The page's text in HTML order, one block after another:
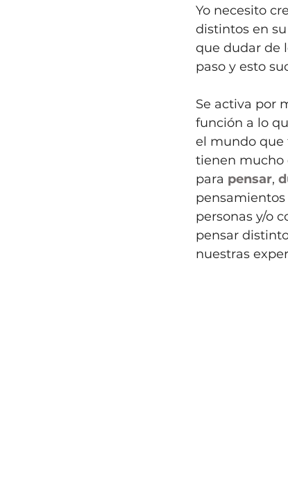
Yo necesito
distintos en
que dudar de
paso y esto
Se activa por
función a lo
el mundo que
tienen mucho
para pensar,
personas y/o
pensar
nuestras